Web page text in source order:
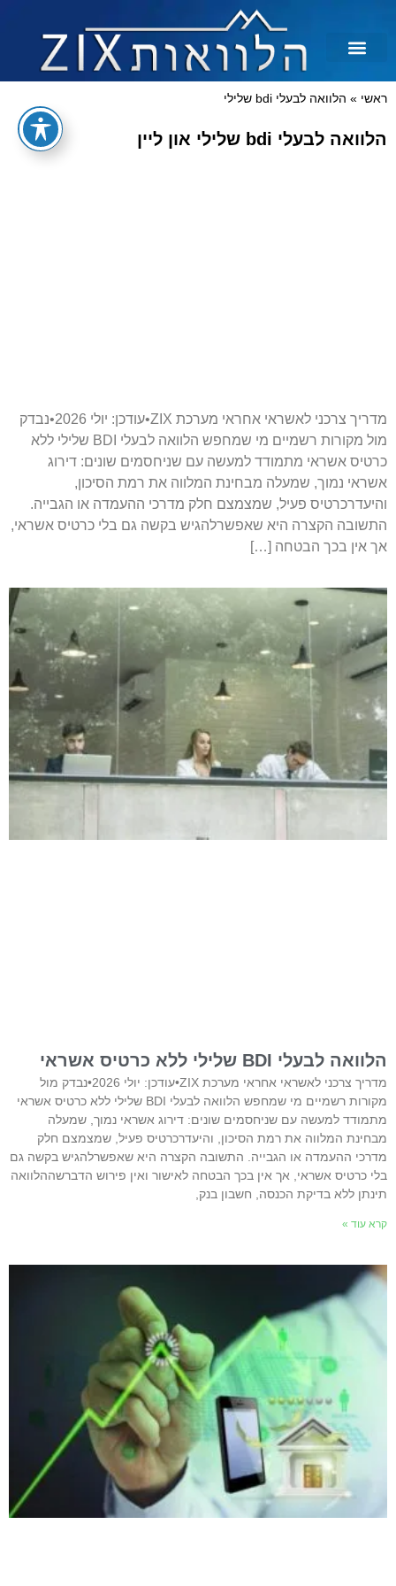
ראשי » הלוואה לבעלי bdi שלילי
הלוואה לבעלי bdi שלילי און ליין
מדריך צרכני לאשראי אחראי מערכת ZIX•עודכן: יולי 2026•נבדק
מול מקורות רשמיים מי שמחפש הלוואה לבעלי BDI שלילי ללא
כרטיס אשראי מתמודד למעשה עם שניחסמים שונים: דירוג
אשראי נמוך, שמעלה מבחינת המלווה את רמת הסיכון,
והיעדרכרטיס פעיל, שמצמצם חלק מדרכי ההעמדה או הגבייה.
התשובה הקצרה היא שאפשרלהגיש בקשה גם בלי כרטיס אשראי,
אך אין בכך הבטחה […]
הלוואה לבעלי BDI שלילי ללא כרטיס אשראי
מדריך צרכני לאשראי אחראי מערכת ZIX•עודכן: יולי 2026•נבדק מול
מקורות רשמיים מי שמחפש הלוואה לבעלי BDI שלילי ללא כרטיס אשראי
מתמודד למעשה עם שניחסמים שונים: דירוג אשראי נמוך, שמעלה
מבחינת המלווה את רמת הסיכון, והיעדרכרטיס פעיל, שמצמצם חלק
מדרכי ההעמדה או הגבייה. התשובה הקצרה היא שאפשרלהגיש בקשה גם
בלי כרטיס אשראי, אך אין בכך הבטחה לאישור ואין פירוש הדברשההלוואה
תינתן ללא בדיקת הכנסה, חשבון בנק,
קרא עוד »